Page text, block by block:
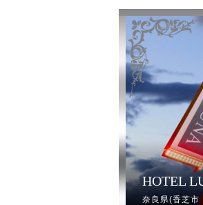
HOTEL
奈良県(香芝市